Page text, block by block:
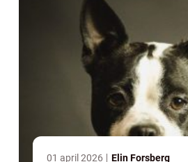
01 april 2026 Elin Forsberg